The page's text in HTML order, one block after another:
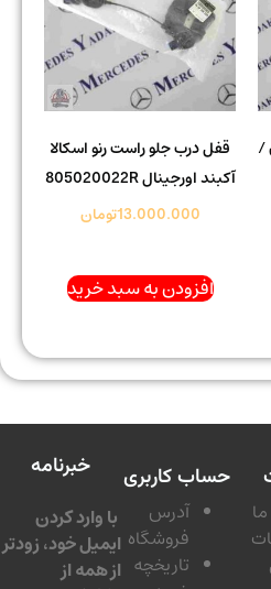
قفل درب جلو راست رنو اسکالا
آکبند اورجینال 805020022R
13.000.000تومان
افزودن به سبد خرید
حساب کاربری
آدرس
فروشگاه
تاریخچه
خبرنامه
با وارد کردن
ایمیل خود، زودتر
از همه از